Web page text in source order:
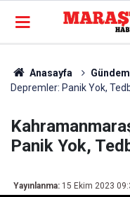
Anasayfa Gündem
Depremler: Panik Yok,
Panik Yok,
Yayınlanma: 15 Ekim 2023